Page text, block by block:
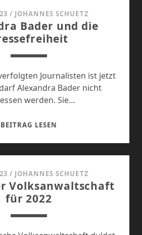
(ROG)
/ JOHANNES SCHUETZ
Bader und die
Journalisten ist jetzt
Alexandra Bader nicht
werden. Sie…
BEITRAG LESEN
PRESSEFREIHEIT
/ JOHANNES SCHUETZ
Volksanwaltschaft
für 2022